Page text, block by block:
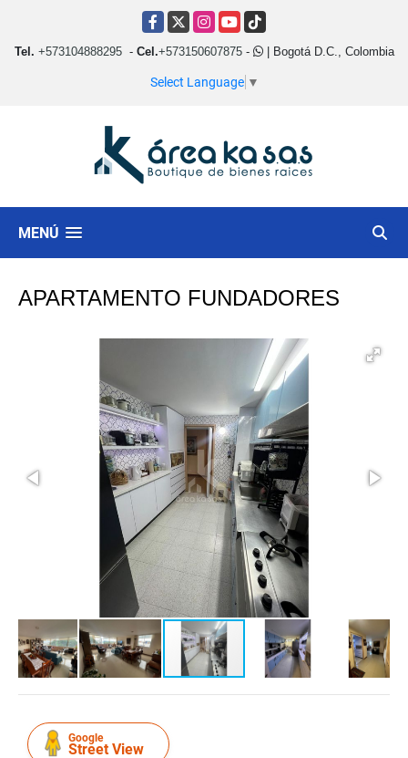
Facebook
X Instagram
YouTubeTikTok
Tel. +573104888295- Cel.+573150607875- | Bogotá D.C., Colombia
Select Language ▼
MENÚ
APARTAMENTO FUNDADORES
Google
Street View